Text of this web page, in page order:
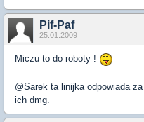
Pif-Paf
25.01.2009
Miczu to do roboty !
@Sarek ta linijka odpowiada
ich dmg.